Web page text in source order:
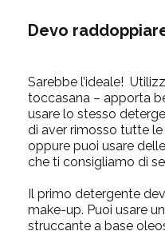
Devo
Sarebbe l’ideale!
toccasana – apporta
usare lo stesso
di aver rimosso tutte
oppure puoi usare
che ti consigliamo di
Il primo detergente
make-up. Puoi usare un
struccante a base